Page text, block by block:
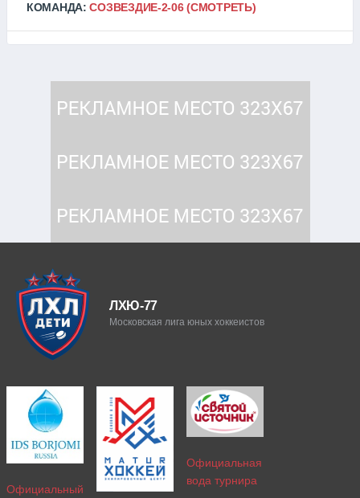
КОМАНДА:СОЗВЕЗДИЕ-2-06 (СМОТРЕТЬ)
ЛХЮ-77
Московская лига юных хоккеистов
Официальный
Официальная
вода турнира